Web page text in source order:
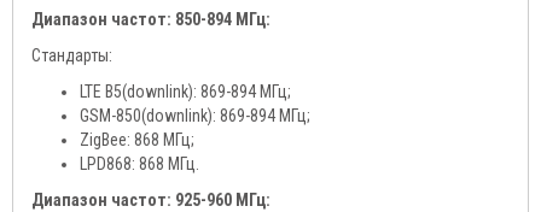
Диапазон частот: 850-894 МГц:
Стандарты:
LTE B5(downlink): 869-894 МГц;
GSM-850(downlink): 869-894 МГц;
ZigBee: 868 МГц;
LPD868: 868 МГц.
Диапазон частот: 925-960 МГц: